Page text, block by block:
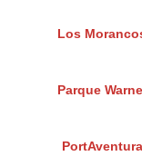
Los
Parque
PortAventura